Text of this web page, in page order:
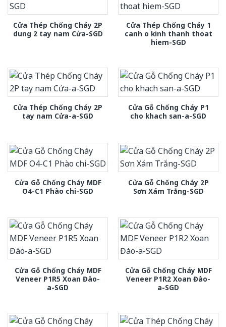
Cửa Thép Chống Cháy 2P
dung 2 tay nam Cửa-SGD
Cửa Thép Chống Cháy 1
canh o kinh thanh thoat
hiem-SGD
Cửa Thép Chống Cháy 2P
tay nam Cửa-a-SGD
Cửa Gỗ Chống Cháy P1
cho khach san-a-SGD
Cửa Gỗ Chống Cháy MDF
O4-C1 Phào chi-SGD
Cửa Gỗ Chống Cháy 2P
Sơn Xám Trắng-SGD
Cửa Gỗ Chống Cháy MDF
Veneer P1R5 Xoan Đào-
a-SGD
Cửa Gỗ Chống Cháy MDF
Veneer P1R2 Xoan Đào-
a-SGD